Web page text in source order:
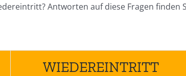
Antworten auf diese Fragen finden
WIEDEREINTRITT